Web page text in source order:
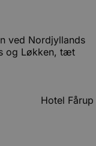
ved Nordjyllands
og Løkken, tæt